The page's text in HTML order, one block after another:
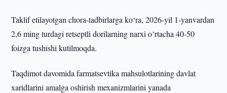
Taklif etilayotgan chora-tadbirlarga ko‘ra, 2026-yil 1-yanvardan
2,6 ming turdagi retseptli dorilarning narxi o‘rtacha 40-50
foizga tushishi kutilmoqda.
Taqdimot davomida farmatsevtika mahsulotlarining davlat
xaridlarini amalga oshirish mexanizmlarini yanada